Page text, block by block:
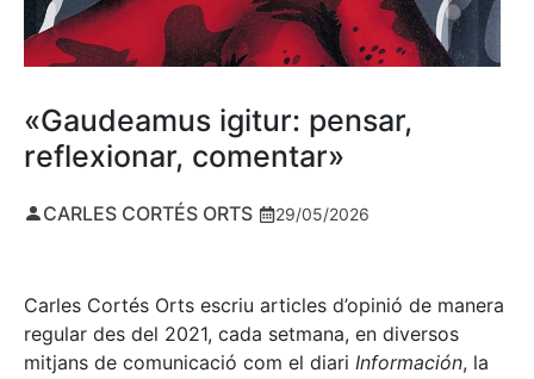
«Gaudeamus igitur: pensar,
reflexionar, comentar»
CARLES CORTÉS ORTS 29/05/2026
Carles Cortés Orts escriu articles d’opinió de manera
regular des del 2021, cada setmana, en diversos
mitjans de comunicació com el diari Información, la